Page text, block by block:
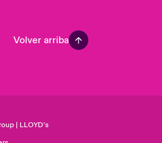
Volver arriba
| LLOYD’s